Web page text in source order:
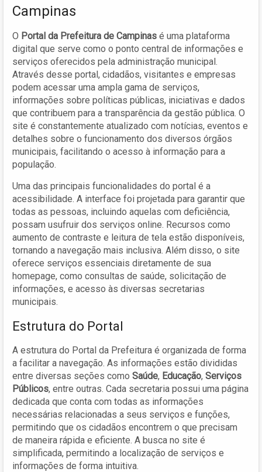
Campinas
O Portal da Prefeitura de Campinas é uma plataforma
digital que serve como o ponto central de informações e
serviços oferecidos pela administração municipal.
Através desse portal, cidadãos, visitantes e empresas
podem acessar uma ampla gama de serviços,
informações sobre políticas públicas, iniciativas e dados
que contribuem para a transparência da gestão pública. O
site é constantemente atualizado com notícias, eventos e
detalhes sobre o funcionamento dos diversos órgãos
municipais, facilitando o acesso à informação para a
população.
Uma das principais funcionalidades do portal é a
acessibilidade. A interface foi projetada para garantir que
todas as pessoas, incluindo aquelas com deficiência,
possam usufruir dos serviços online. Recursos como
aumento de contraste e leitura de tela estão disponíveis,
tornando a navegação mais inclusiva. Além disso, o site
oferece serviços essenciais diretamente de sua
homepage, como consultas de saúde, solicitação de
informações, e acesso às diversas secretarias
municipais.
Estrutura do Portal
A estrutura do Portal da Prefeitura é organizada de forma
a facilitar a navegação. As informações estão divididas
entre diversas seções como Saúde, Educação, Serviços
Públicos, entre outras. Cada secretaria possui uma página
dedicada que conta com todas as informações
necessárias relacionadas a seus serviços e funções,
permitindo que os cidadãos encontrem o que precisam
de maneira rápida e eficiente. A busca no site é
simplificada, permitindo a localização de serviços e
informações de forma intuitiva.